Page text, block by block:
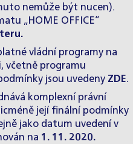
nemůže být nucen).
„HOME OFFICE“
.
vládní programy na
včetně programu
jsou uvedeny ZDE.
komplexní právní
její finální podmínky
jako datum uvedení v
na 1. 11. 2020.